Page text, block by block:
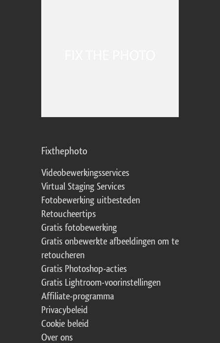
Fixthephoto
Videobewerkingsservices
Virtual Staging Services
Fotobewerking uitbesteden
Retoucheertips
Gratis fotobewerking
Gratis onbewerkte afbeeldingen om te
retoucheren
Gratis Photoshop-acties
Gratis Lightroom-voorinstellingen
Affiliate-programma
Privacybeleid
Cookie beleid
Over ons